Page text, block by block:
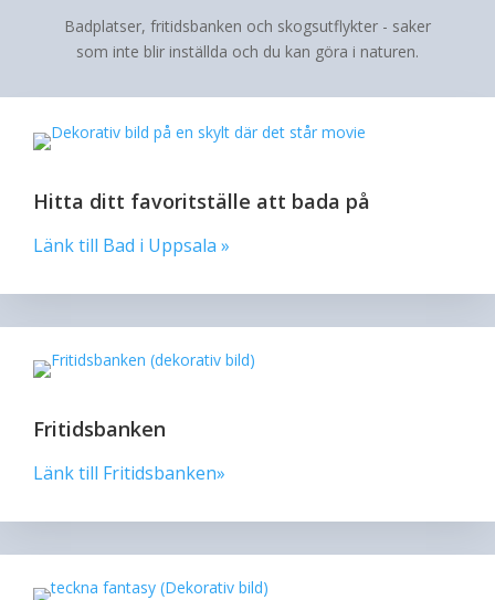
Badplatser, fritidsbanken och skogsutflykter - saker
som inte blir inställda och du kan göra i naturen.
Hitta ditt favoritställe att bada på
Länk till Bad i Uppsala »
Fritidsbanken
Länk till Fritidsbanken»